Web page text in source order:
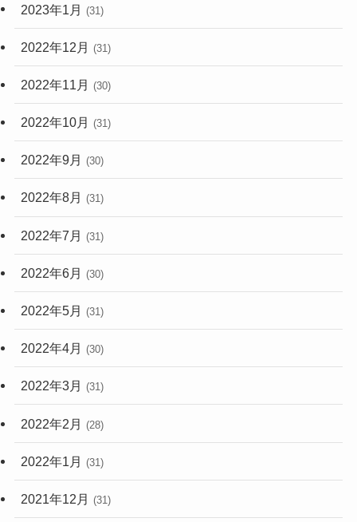
2023年1月 (31)
2022年12月 (31)
2022年11月 (30)
2022年10月 (31)
2022年9月 (30)
2022年8月 (31)
2022年7月 (31)
2022年6月 (30)
2022年5月 (31)
2022年4月 (30)
2022年3月 (31)
2022年2月 (28)
2022年1月 (31)
2021年12月 (31)